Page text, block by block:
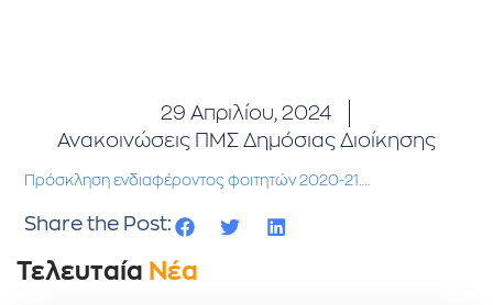
29 Απριλίου, 2024
Ανακοινώσεις ΠΜΣ Δημόσιας Διοίκησης
Πρόσκληση ενδιαφέροντος φοιτητών 2020-21….
Share the Post:
Τελευταία Νέα